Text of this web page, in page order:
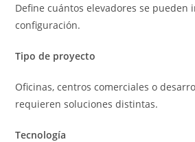
Define cuántos elevadores se pueden
configuración.
Tipo de proyecto
Oficinas, centros comerciales o
requieren soluciones distintas.
Tecnología